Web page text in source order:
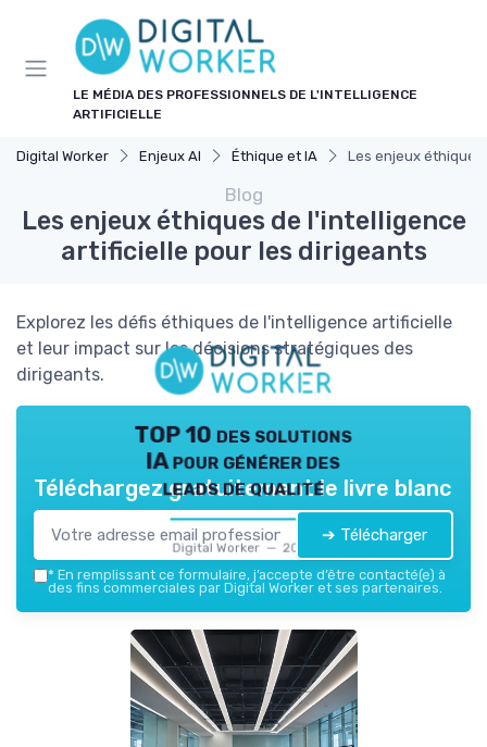
LE MÉDIA DES PROFESSIONNELS DE L'INTELLIGENCE
ARTIFICIELLE
Digital Worker Enjeux AI Éthique et IA Les enjeux
Blog
Les enjeux éthiques de l'intelligence
artificielle pour les dirigeants
Explorez les défis éthiques de l'intelligence artificielle
et leur impact sur les décisions stratégiques des
dirigeants.
TOP 10 des solutions
IA pour générer des
leads de qualité
Digital Worker — 2026
Téléchargez gratuitement le livre blanc
➔ Télécharger
* En remplissant ce formulaire, j’accepte d’être contacté(e) à
des fins commerciales par Digital Worker et ses partenaires.